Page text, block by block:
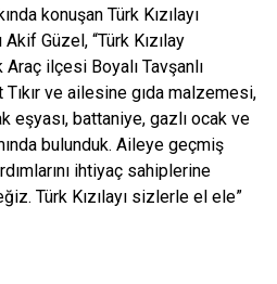
konuşan Türk Kızılayı
Güzel, “Türk Kızılay
ilçesi Boyalı Tavşanlı
ve ailesine gıda malzemesi,
eşyası, battaniye, gazlı ocak ve
bulunduk. Aileye geçmiş
ihtiyaç sahiplerine
Türk Kızılayı sizlerle el ele”